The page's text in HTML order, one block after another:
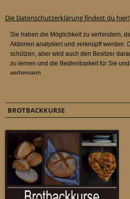
Die Datenschutzerklärung findest du hier!
BROTBACKKURSE